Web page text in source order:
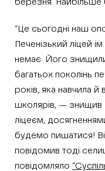
березня. Найбільше
“Це сьогодні наш
Печенізький ліцей
немає. Його
багатьох поколінь
років, яка навчила й
школярів, — знищив
ліцеєм,
будемо пишатися!
повідомив тоді
повідомляло